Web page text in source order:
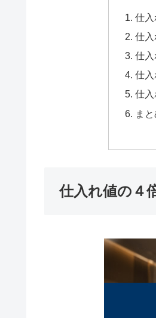
仕
仕入
仕
仕
仕
ま
仕入れ値の４